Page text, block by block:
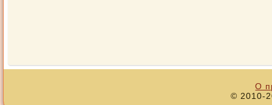
О
© 2010-